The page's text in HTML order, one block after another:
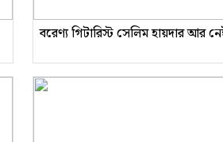
বরেণ্য গিটারিস্ট সেলিম হায়দার আর